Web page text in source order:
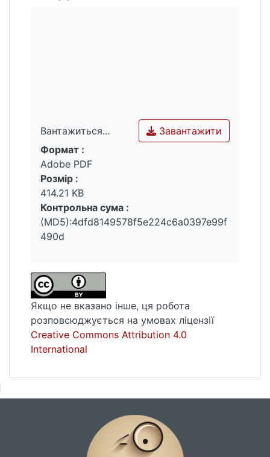
Вантажиться...
Вантажиться...
Завантажити
Формат :
Adobe PDF
Розмір :
414.21 KB
Контрольна сума :
(MD5):4dfd8149578f5e224c6a0397e99f
490d
Якщо не вказано інше, ця робота
розповсюджується на умовах ліцензії
Creative Commons Attribution 4.0
International